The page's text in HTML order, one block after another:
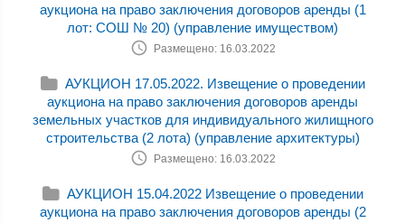
аукциона на право заключения договоров аренды (1
лот: СОШ № 20) (управление имуществом)
Размещено: 16.03.2022
АУКЦИОН 17.05.2022. Извещение о проведении
аукциона на право заключения договоров аренды
земельных участков для индивидуального жилищного
строительства (2 лота) (управление архитектуры)
Размещено: 16.03.2022
АУКЦИОН 15.04.2022 Извещение о проведении
аукциона на право заключения договоров аренды (2